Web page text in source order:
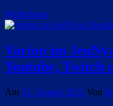
Weiterlesen
Varion im
Youtube, Twitch
Am 21. August 2022 Von